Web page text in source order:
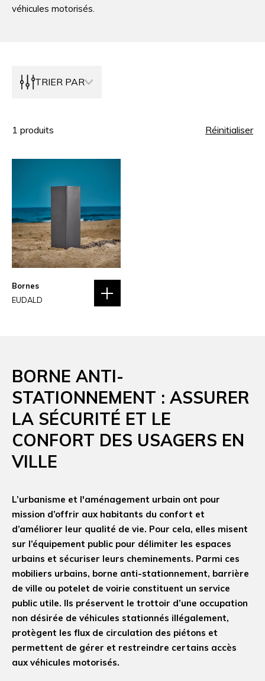
véhicules motorisés.
TRIER PAR
1 produits Réinitialiser
Bornes
EUDALD
BORNE ANTI-
STATIONNEMENT : ASSURER
LA SÉCURITÉ ET LE
CONFORT DES USAGERS EN
VILLE
L’urbanisme et l'aménagement urbain ont pour
mission d’offrir aux habitants du confort et
d’améliorer leur qualité de vie. Pour cela, elles misent
sur l’équipement public pour délimiter les espaces
urbains et sécuriser leurs cheminements. Parmi ces
mobiliers urbains, borne anti-stationnement, barrière
de ville ou potelet de voirie constituent un service
public utile. Ils préservent le trottoir d’une occupation
non désirée de véhicules stationnés illégalement,
protègent les flux de circulation des piétons et
permettent de gérer et restreindre certains accès
aux véhicules motorisés.